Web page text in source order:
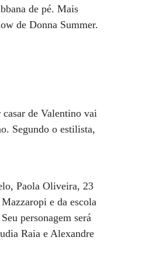
de pé. Mais
de Donna Summer.
de Valentino vai
Segundo o estilista,
Paola Oliveira, 23
e da escola
personagem será
Raia e Alexandre